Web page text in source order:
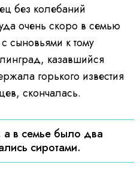
без колебаний
очень скоро в семью
сыновьями к тому
казавшийся
горького известия
скончалась.
а в семье было два
сиротами.